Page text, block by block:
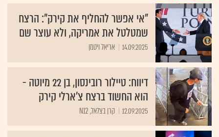
"אי אפשר להחליף את קירק": הרצח
שמטלטל את אמריקה, ולא עוצר שם
14.09.2025 אריאל ויטמן
דיווח: טיילור רובינסון, בן 22 מיוטה -
הוא החשוד ברצח צ'ארלי קירק
12.09.2025 קרן בצלאל, N12